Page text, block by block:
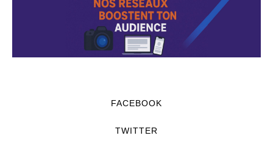
FACEBOOK
TWITTER